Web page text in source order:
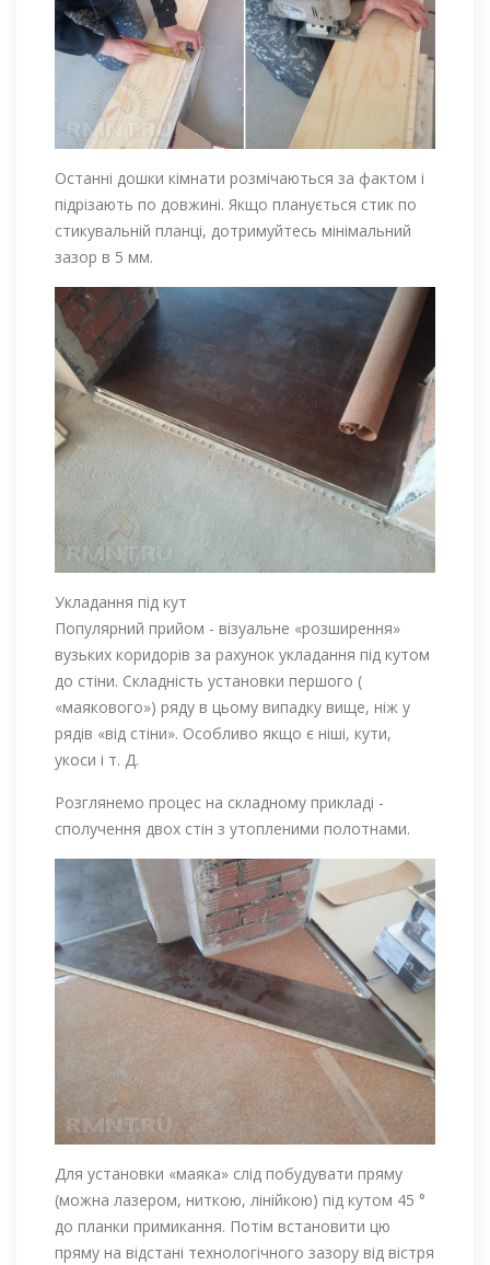
Останні дошки кімнати розмічаються за фактом і
підрізають по довжині. Якщо планується стик по
стикувальній планці, дотримуйтесь мінімальний
зазор в 5 мм.
Укладання під кут
Популярний прийом - візуальне «розширення»
вузьких коридорів за рахунок укладання під кутом
до стіни. Складність установки першого (
«маякового») ряду в цьому випадку вище, ніж у
рядів «від стіни». Особливо якщо є ніші, кути,
укоси і т. Д.
Розглянемо процес на складному прикладі -
сполучення двох стін з утопленими полотнами.
Для установки «маяка» слід побудувати пряму
(можна лазером, ниткою, лінійкою) під кутом 45 °
до планки примикання. Потім встановити цю
пряму на відстані технологічного зазору від вістря